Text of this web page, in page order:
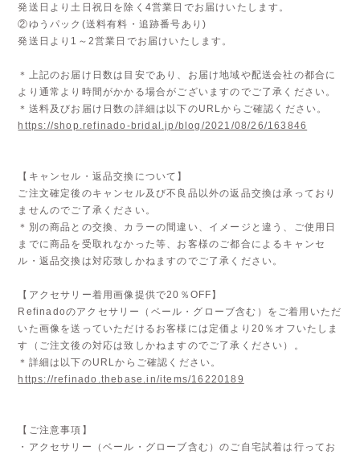
発送日より土日祝日を除く4営業日でお届けいたします。
②ゆうパック(送料有料・追跡番号あり)
発送日より1～2営業日でお届けいたします。
＊上記のお届け日数は目安であり、お届け地域や配送会社の都合に
より通常より時間がかかる場合がございますのでご了承ください。
＊送料及びお届け日数の詳細は以下のURLからご確認ください。
https://shop.refinado-bridal.jp/blog/2021/08/26/163846
【キャンセル・返品交換について】
ご注文確定後のキャンセル及び不良品以外の返品交換は承っており
ませんのでご了承ください。
＊別の商品との交換、カラーの間違い、イメージと違う、ご使用日
までに商品を受取れなかった等、お客様のご都合によるキャンセ
ル・返品交換は対応致しかねますのでご了承ください。
【アクセサリー着用画像提供で20％OFF】
Refinadoのアクセサリー（ベール・グローブ含む）をご着用いただ
いた画像を送っていただけるお客様には定価より20％オフいたしま
す（ご注文後の対応は致しかねますのでご了承ください）。
＊詳細は以下のURLからご確認ください。
https://refinado.thebase.in/items/16220189
【ご注意事項】
・アクセサリー（ベール・グローブ含む）のご自宅試着は行ってお